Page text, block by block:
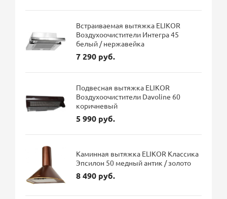
Встраиваемая вытяжка ELIKOR
Воздухоочистители Интегра 45
белый / нержавейка
7 290 руб.
Подвесная вытяжка ELIKOR
Воздухоочистители Davoline 60
коричневый
5 990 руб.
Каминная вытяжка ELIKOR Классика
Эпсилон 50 медный антик / золото
8 490 руб.